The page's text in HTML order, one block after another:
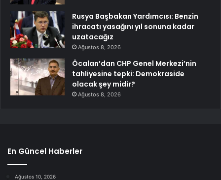
Rusya Başbakan Yardımcısı: Benzin
ihracatı yasağını yıl sonuna kadar
uzatacağız
Ağustos 8, 2026
Öcalan’dan CHP Genel Merkezi’nin
tahliyesine tepki: Demokraside
olacak şey midir?
Ağustos 8, 2026
En Güncel Haberler
Ağustos 10, 2026